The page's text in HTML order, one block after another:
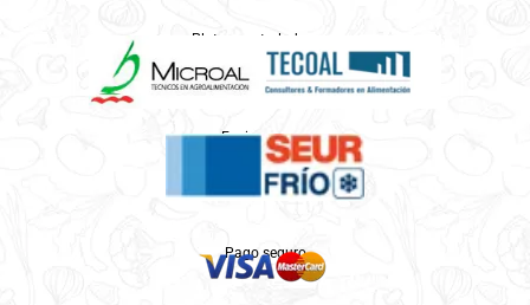
Platos controlados por
Enviamos por
Pago seguro